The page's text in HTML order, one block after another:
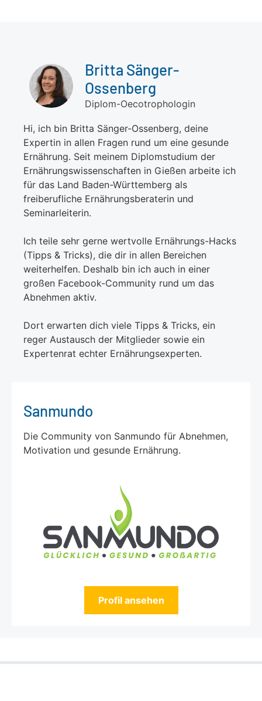
Britta Sänger-
Ossenberg
Diplom-Oecotrophologin
Hi, ich bin Britta Sänger-Ossenberg, deine
Expertin in allen Fragen rund um eine gesunde
Ernährung. Seit meinem Diplomstudium der
Ernährungswissenschaften in Gießen arbeite ich
für das Land Baden-Württemberg als
freiberufliche Ernährungsberaterin und
Seminarleiterin.
Ich teile sehr gerne wertvolle Ernährungs-Hacks
(Tipps & Tricks), die dir in allen Bereichen
weiterhelfen. Deshalb bin ich auch in einer
großen Facebook-Community rund um das
Abnehmen aktiv.
Dort erwarten dich viele Tipps & Tricks, ein
reger Austausch der Mitglieder sowie ein
Expertenrat echter Ernährungsexperten.
Sanmundo
Die Community von Sanmundo für Abnehmen,
Motivation und gesunde Ernährung.
Profil ansehen